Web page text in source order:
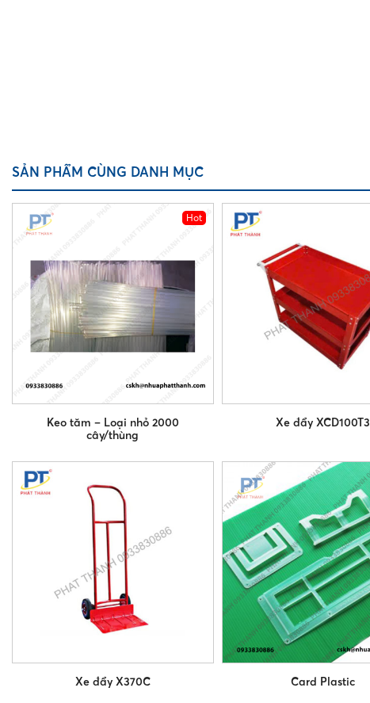
SẢN PHẨM CÙNG DANH MỤC
Hot
Keo tăm – Loại nhỏ 2000
cây/thùng
Xe đẩy XCD100T3
Xe đẩy X370C Card Plastic